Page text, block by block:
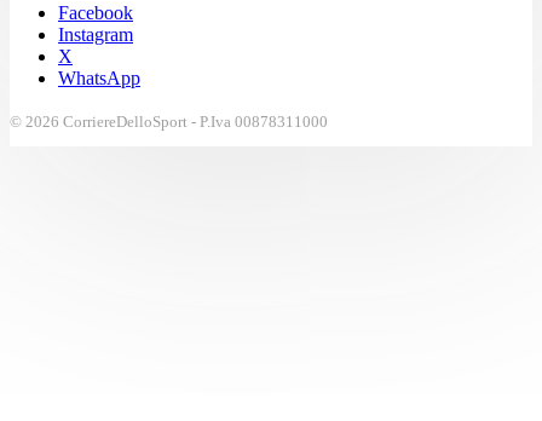
Facebook
Instagram
X
WhatsApp
© 2026 CorriereDelloSport - P.Iva 00878311000